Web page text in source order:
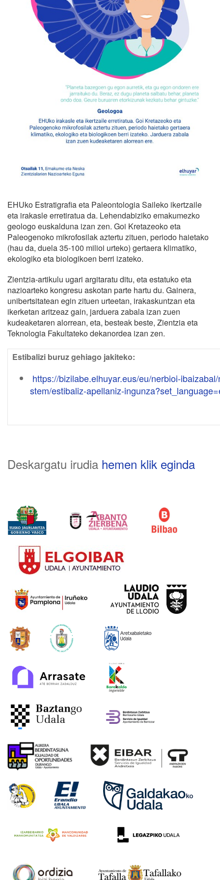
EHUko Estratigrafia eta Paleontologia Saileko ikertzaile
eta irakasle erretiratua da. Lehendabiziko emakumezko
geologo euskalduna izan zen. Goi Kretazeoko eta
Paleogenoko mikrofosilak aztertu zituen, periodo haietako
(hau da, duela 35-100 milioi urteko) gertaera klimatiko,
ekologiko eta biologikoen berri izateko.
Zientzia-artikulu ugari argitaratu ditu, eta estatuko eta
nazioarteko kongresu askotan parte hartu du. Gainera,
unibertsitatean egin zituen urteetan, irakaskuntzan eta
ikerketan aritzeaz gain, jarduera zabala izan zuen
kudeaketaren alorrean, eta, besteak beste, Zientzia eta
Teknologia Fakultateko dekanordea izan zen.
Estibalizi buruz gehiago jakiteko:
https://bizilabe.elhuyar.eus/eu/nerbioi-
stem/estibaliz-apellaniz-
Deskargatu irudia hemen klik eginda